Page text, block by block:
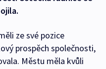
ze své pozice
prospěch společnosti,
Městu měla kvůli